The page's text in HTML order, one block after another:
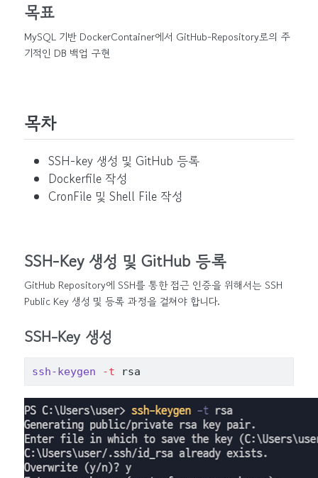
목표
MySQL 기반 DockerContainer에서 GitHub-Repository로의 주
기적인 DB 백업 구현
목차
SSH-key 생성 및 GitHub 등록
Dockerfile 작성
CronFile 및 Shell File 작성
SSH-Key 생성 및 GitHub 등록
GitHub Repository에 SSH를 통한 접근 인증을 위해서는 SSH
Public Key 생성 및 등록 과정을 걸쳐야 합니다.
SSH-Key 생성
ssh-keygen -t rsa